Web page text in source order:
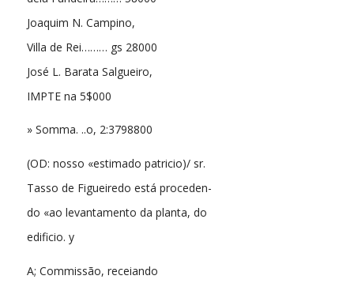
Joaquim N. Campino,
Villa de Rei……… gs 28000
José L. Barata Salgueiro,
IMPTE na 5$000
» Somma. ..o, 2:3798800
(OD: nosso «estimado patricio)/ sr.
Tasso de Figueiredo está proceden-
do «ao levantamento da planta, do
edificio. y
A; Commissão, receiando